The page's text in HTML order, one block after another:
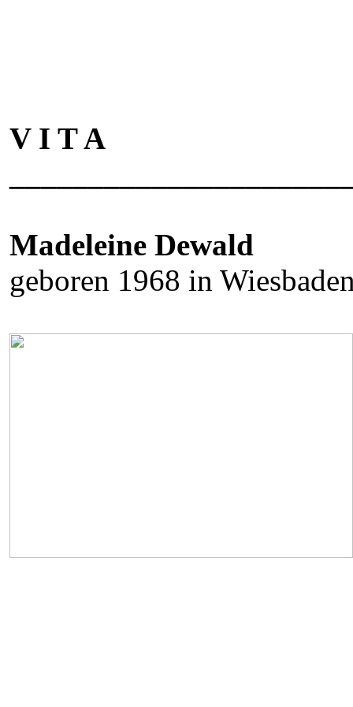
V I T A
Madeleine Dewald
geboren 1968 in